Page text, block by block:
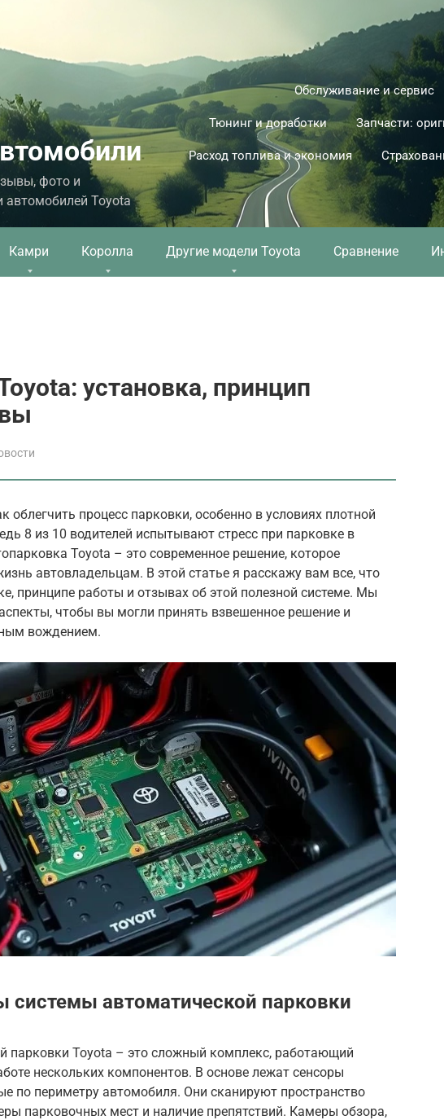
фото и
автомобилей Toyota
Обслуживание и сервис
Тюнинг и доработки Запчасти:
Расход топлива и экономия
Камри Королла Другие модели Toyota Сравнение
установка, принцип
процесс парковки, особенно в условиях плотной
8 из 10 водителей испытывают стресс при парковке в
Toyota – это современное решение, которое
автовладельцам. В этой статье я расскажу вам все, что
принципе работы и отзывах об этой полезной системе. Мы
чтобы вы могли принять взвешенное решение и
вождением.
системы автоматической парковки
парковки Toyota – это сложный комплекс, работающий
нескольких компонентов. В основе лежат сенсоры
по периметру автомобиля. Они сканируют пространство
парковочных мест и наличие препятствий. Камеры обзора,